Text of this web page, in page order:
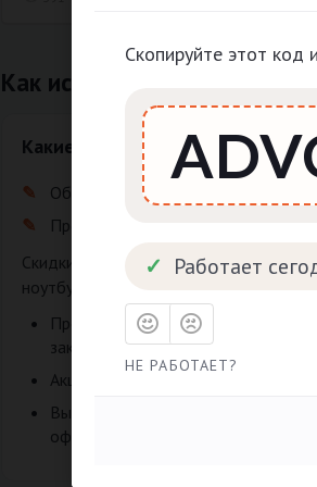
Как использовать
Какие скидки действуют в
Обновлено 07.05.2026
Проверено: 8 раз за сутки
Скидки на электронику, смартфоны,
ноутбуки и аксессуары.
Промокоды на первый и повторный
заказ
Акции на популярные бренды и
Выгодные цены на технику для
офиса
Скопируйте этот код
Работает
НЕ РАБОТАЕТ?